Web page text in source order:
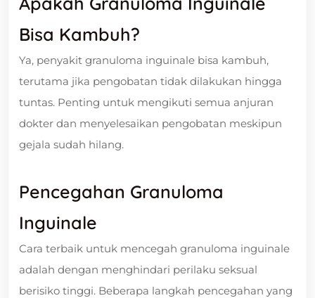
Bisa Kambuh?
Ya, penyakit granuloma inguinale bisa kambuh,
terutama jika pengobatan tidak dilakukan hingga
tuntas. Penting untuk mengikuti semua anjuran
dokter dan menyelesaikan pengobatan meskipun
gejala sudah hilang.
Pencegahan Granuloma
Inguinale
Cara terbaik untuk mencegah granuloma inguinale
adalah dengan menghindari perilaku seksual
berisiko tinggi. Beberapa langkah pencegahan yang